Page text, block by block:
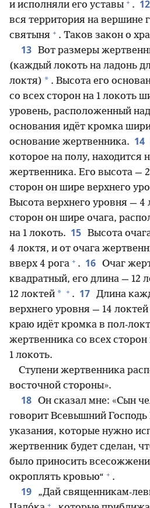
и исполняли его уставы + . 12
вся территория на вершине
святыня + . Таков закон о
13 Вот размеры
(каждый локоть на ладонь
локтя) * . Высота его
со всех сторон на 1 локоть
уровень, расположенный
основания идёт кромка
основание жертвенника. 14
которое на полу, находится
жертвенника. Его высота —
сторон он шире верхнего
Высота верхнего уровня — 4
сторон он шире очага,
на 1 локоть. 15 Высота
4 локтя, и от очага
вверх 4 рога + . 16 Очаг
квадратный, его длина — 12
12 локтей * + . 17 Длина
верхнего уровня — 14 локтей
краю идёт кромка в пол-
жертвенника со всех сторон
1 локоть.
Ступени жертвенника
восточной стороны».
18 Он сказал мне: «Сын
говорит Всевышний Господь
указания, которые нужно
жертвенник будет сделан,
было приносить
окроплять кровью“ + .
19
„Дай священникам-
+